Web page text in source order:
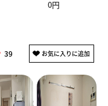
0円
39